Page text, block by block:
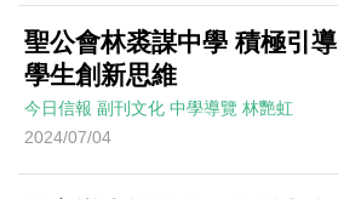
聖公會林裘謀中學 積極引導
學生創新思維
今日信報 副刊文化 中學導覽 林艷虹
2024/07/04